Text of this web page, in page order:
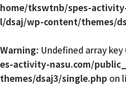
home/tkswtnb/spes-
l/dsaj/wp-content/themes/
Warning: Undefined array key
es-activity-nasu.com/
themes/dsaj3/single.php on